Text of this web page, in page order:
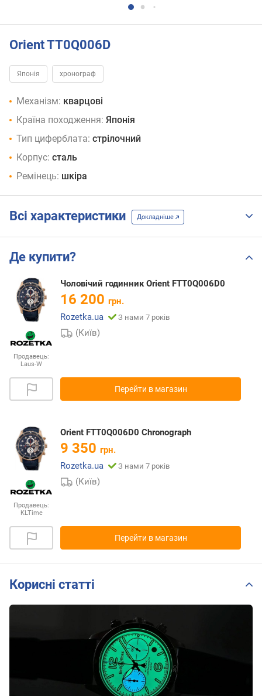
Orient TT0Q006D
Японія хронограф
Механізм: кварцові
Країна походження: Японія
Тип циферблата: стрілочний
Корпус: сталь
Ремінець: шкіра
Всі характеристики Докладніше
Де купити?
Продавець:
Laus-W
Чоловічий годинник Orient FTT0Q006D0
16 200 грн.
Rozetka.ua
З нами 7 років
(Київ)
Перейти в магазин
Продавець:
KLTime
Orient FTT0Q006D0 Chronograph
9 350 грн.
Rozetka.ua
З нами 7 років
(Київ)
Перейти в магазин
Корисні статті